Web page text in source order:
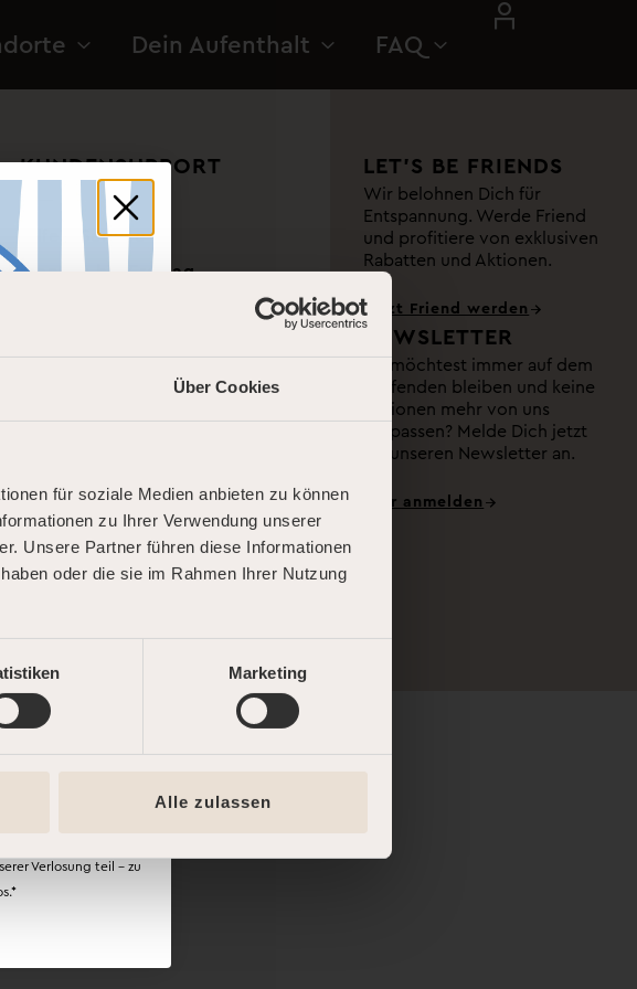
Über Cookies
für soziale Medien anbieten zu können
zu Ihrer Verwendung unserer
Unsere Partner führen diese Informationen
oder die sie im Rahmen Ihrer Nutzung
Marketing
Alle zulassen
Dein Aufenthalt FAQ
KUNDENSUPPORT
Hilfe & Service
Montag bis Freitag
Samstag, Sonntag & an
09:00 – 15:00 Uhr
FOLLOW US
LET’S BE FRIENDS
Wir belohnen Dich für
Entspannung. Werde Friend
und profitiere von exklusiven
Rabatten und Aktionen.
Jetzt Friend werden
NEWSLETTER
Du möchtest immer auf dem
Laufenden bleiben und keine
Aktionen mehr von uns
verpassen? Melde Dich jetzt
für unseren Newsletter an.
Hier anmelden
Je
Du. Dein
Dich.
Verlosung teil – zu